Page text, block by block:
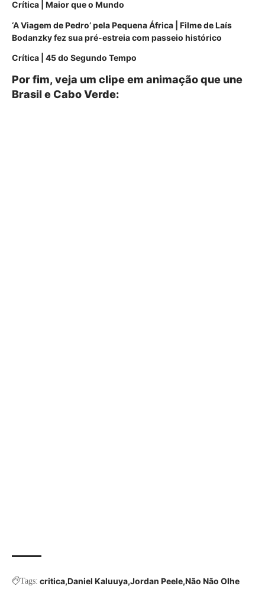
Crítica | Maior que o Mundo
‘A Viagem de Pedro’ pela Pequena África | Filme de Laís
Bodanzky fez sua pré-estreia com passeio histórico
Crítica | 45 do Segundo Tempo
Por fim, veja um clipe em animação que une
Brasil e Cabo Verde:
Tags: critica Daniel Kaluuya Jordan Peele Não Não Olhe